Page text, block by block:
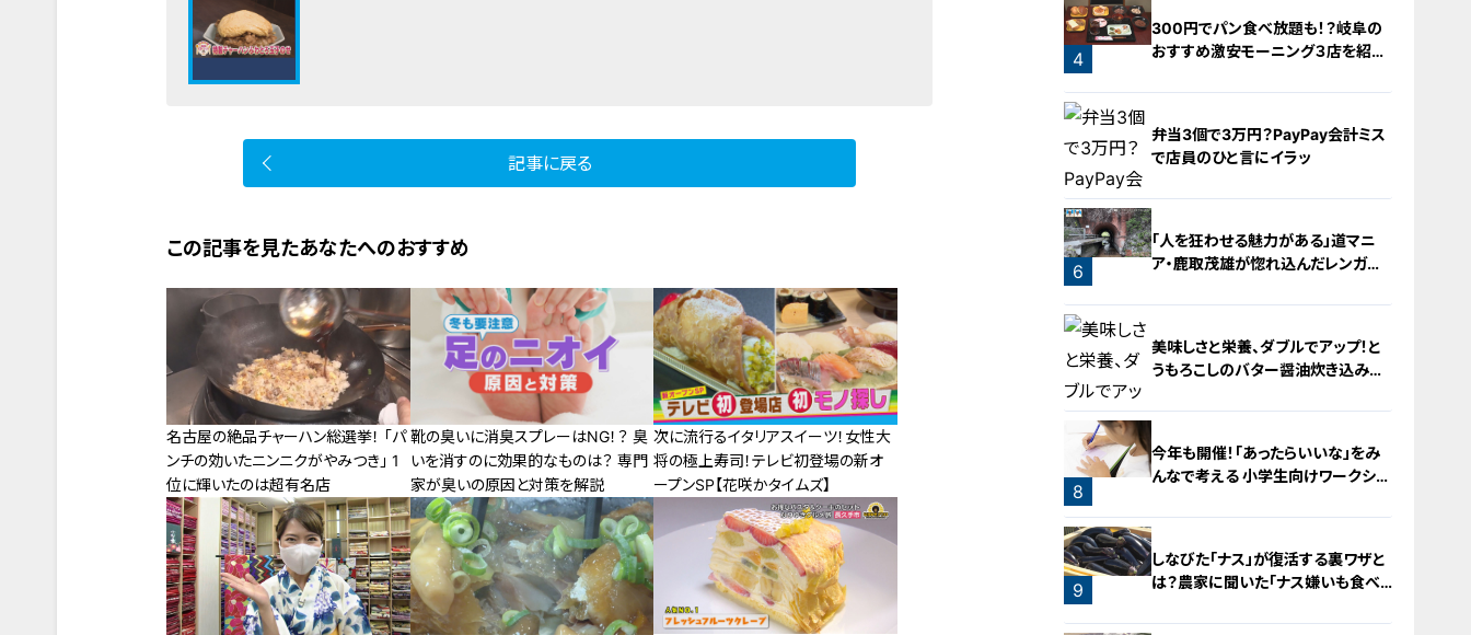
記事に戻る
この記事を見たあなたへのおすすめ
名古屋の絶品チャーハン総選挙！ 「パ
ンチの効いたニンニクがやみつき」 1
位に輝いたのは超有名店
靴の臭いに消臭スプレーはNG！？ 臭
いを消すのに効果的なものは？ 専門
家が臭いの原因と対策を解説
次に流行るイタリアスイーツ！女性大
将の極上寿司！テレビ初登場の新オ
ープンSP【花咲かタイムズ】
2
4
300円でパン食べ放題も！？岐阜の
おすすめ激安モーニング３店を紹
5
弁当3個で3万円？PayPay会計ミス
で店員のひと言にイラッ
6
「人を狂わせる魅力がある」道マニ
ア・鹿取茂雄が惚れ込んだレンガの
7
美味しさと栄養、ダブルでアップ！と
うもろこしのバター醤油炊き込みご
8
今年も開催！「あったらいいな」をみ
んなで考える 小学生向けワークショ
9
しなびた「ナス」が復活する裏ワザと
は？農家に聞いた「ナス嫌いも食べ